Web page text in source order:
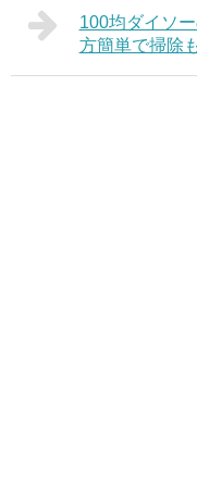
100均ダイソ
方簡単で掃除